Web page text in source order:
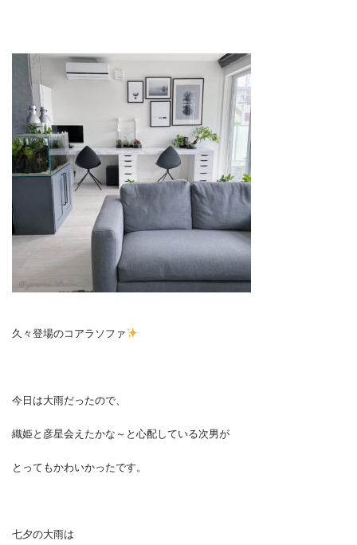
久々登場のコアラソファ
今日は大雨だったので、
織姫と彦星会えたかな～と心配している次男が
とってもかわいかったです。
七夕の大雨は